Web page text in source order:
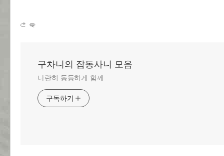
구차니의 잡동사니 모음
나란히 동등하게 함께
구독하기